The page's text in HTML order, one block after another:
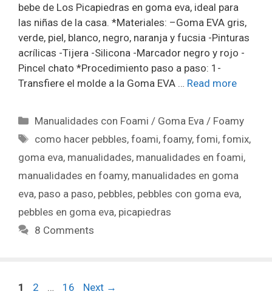
bebe de Los Picapiedras en goma eva, ideal para
las niñas de la casa. *Materiales: –Goma EVA gris,
verde, piel, blanco, negro, naranja y fucsia -Pinturas
acrílicas -Tijera -Silicona -Marcador negro y rojo -
Pincel chato *Procedimiento paso a paso: 1-
Transfiere el molde a la Goma EVA … Read more
Manualidades con Foami / Goma Eva / Foamy
como hacer pebbles,foami,foamy,fomi,fomix,
goma eva, manualidades, manualidades en foami,
manualidades en foamy, manualidades en goma
eva, paso a paso, pebbles, pebbles con goma eva,
pebbles en goma eva, picapiedras
8 Comments
1 2 … 16 Next →